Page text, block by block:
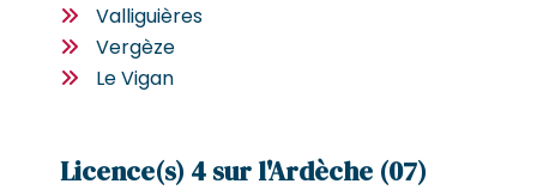
Valliguières
Vergèze
Le Vigan
Licence(s) 4 sur l'Ardèche (07)